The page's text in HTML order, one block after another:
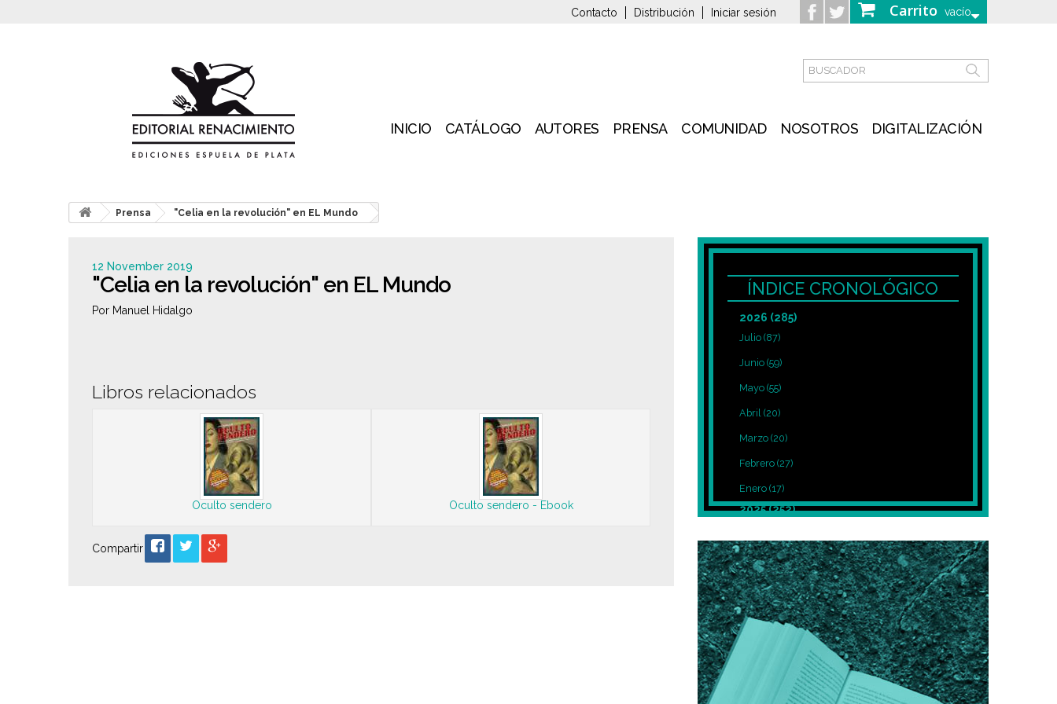
Carrito vacío
Contacto Distribución Iniciar sesión
INICIO CATÁLOGO AUTORES PRENSA COMUNIDAD NOSOTROS DIGITALIZACIÓN
Prensa "Celia en la revolución" en EL Mundo
12 November 2019
"Celia en la revolución" en EL Mundo
Por Manuel Hidalgo
Libros relacionados
Oculto sendero Oculto sendero - Ebook
Compartir
ÍNDICE CRONOLÓGICO
2026 (285)
Julio (87)
Junio (59)
Mayo (55)
Abril (20)
Marzo (20)
Febrero (27)
Enero (17)
2025(252)
Noviembre(27)
Octubre(8)
Septiembre(12)
Agosto